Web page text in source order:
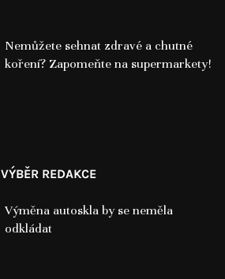
Nemůžete sehnat zdravé a chutné
koření? Zapomeňte na supermarkety!
VÝBĚR REDAKCE
Výměna autoskla by se neměla
odkládat